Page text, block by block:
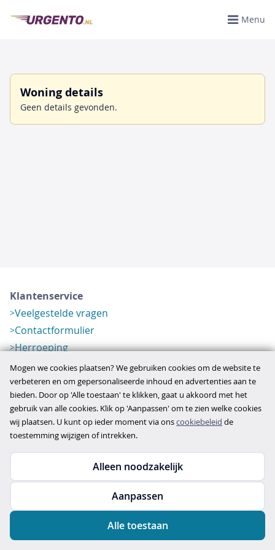
Menu
Woning details
Geen details gevonden.
Klantenservice
Veelgestelde vragen
Contactformulier
Herroeping
Over ons
Bedrijfsgegevens
Werkwijze
Overzichten
Verlopen aanbod
Copyright © 2026
privacy- en cookiebeleid
Mogen we cookies plaatsen? We gebruiken cookies om de website te
verbeteren en om gepersonaliseerde inhoud en advertenties aan te
bieden. Door op 'Alle toestaan' te klikken, gaat u akkoord met het
gebruik van alle cookies. Klik op 'Aanpassen' om te zien welke cookies
wij plaatsen. U kunt op ieder moment via onscookiebeleid de
toestemming wijzigen of intrekken.
Alleen noodzakelijk
Aanpassen
Alle toestaan